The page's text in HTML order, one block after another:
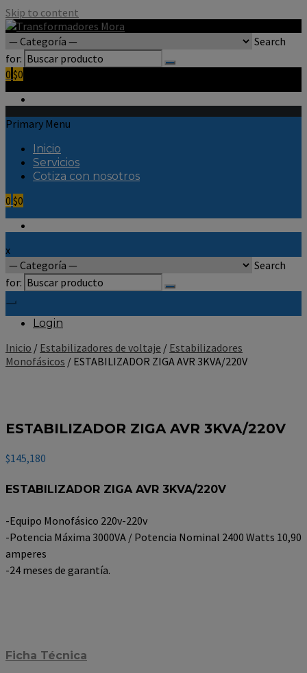
Skip to content
Search
for:
0 $0
Primary Menu
Inicio
Servicios
Cotiza con nosotros
0 $0
x
Search
for:
Login
Inicio / Estabilizadores de voltaje / Estabilizadores
Monofásicos / ESTABILIZADOR ZIGA AVR 3KVA/220V
ESTABILIZADOR ZIGA AVR 3KVA/220V
$145,180
ESTABILIZADOR ZIGA AVR 3KVA/220V
-Equipo Monofásico 220v-220v
-Potencia Máxima 3000VA / Potencia Nominal 2400 Watts 10,90
amperes
-24 meses de garantía.
Ficha Técnica